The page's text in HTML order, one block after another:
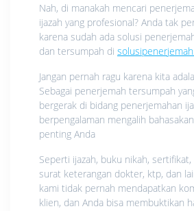
Nah, di manakah mencari
ijazah yang profesional? Anda tak
karena sudah ada solusi
dan tersumpah di
Jangan pernah ragu karena kita
Sebagai penerjemah tersumpah
bergerak di bidang penerjemahan
berpengalaman mengalih
penting Anda
Seperti ijazah, buku nikah, sertifikat,
surat keterangan dokter, ktp, dan
kami tidak pernah mendapatkan
klien, dan Anda bisa membuktikan